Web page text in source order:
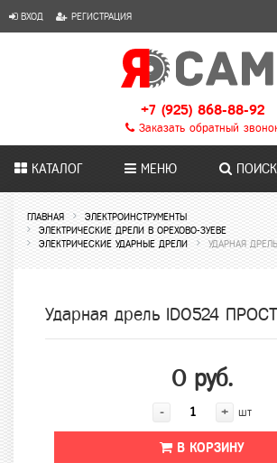
ВХОД РЕГИСТРАЦИЯ
+7 (925) 868-88-92
Заказать обратный
КАТАЛОГ МЕНЮ ПОИСК
ГЛАВНАЯ
ЭЛЕКТРОИНСТРУМЕНТЫ
ЭЛЕКТРИЧЕСКИЕ ДРЕЛИ В ОРЕХОВО-ЗУЕВЕ
ЭЛЕКТРИЧЕСКИЕ УДАРНЫЕ ДРЕЛИ
УДАРНАЯ
Ударная дрель ID0524
0 руб.
- + шт
В КОРЗИНУ